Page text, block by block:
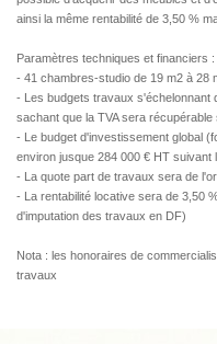
ainsi la même rentabilité de 3,50 %
Paramètres techniques et financiers :
- 41 chambres-studio de 19 m2 à 28
- Les budgets travaux s'échelonnant
sachant que la TVA sera récupérable
- Le budget d'investissement global
environ jusque 284 000 € HT suivant
- La quote part de travaux sera de
- La rentabilité locative sera de 3,50
d'imputation des travaux en DF)
Nota : les honoraires de
travaux